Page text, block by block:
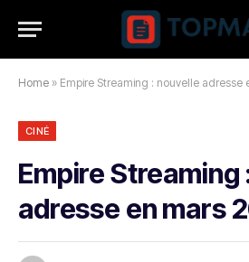
Home » Empire Streaming : nouvelle adresse
CINÉ
Empire Streaming
adresse en mars